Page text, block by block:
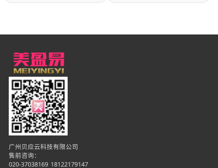
广州贝应云科技有限公司
售前咨询：
020-37038169 18122179147